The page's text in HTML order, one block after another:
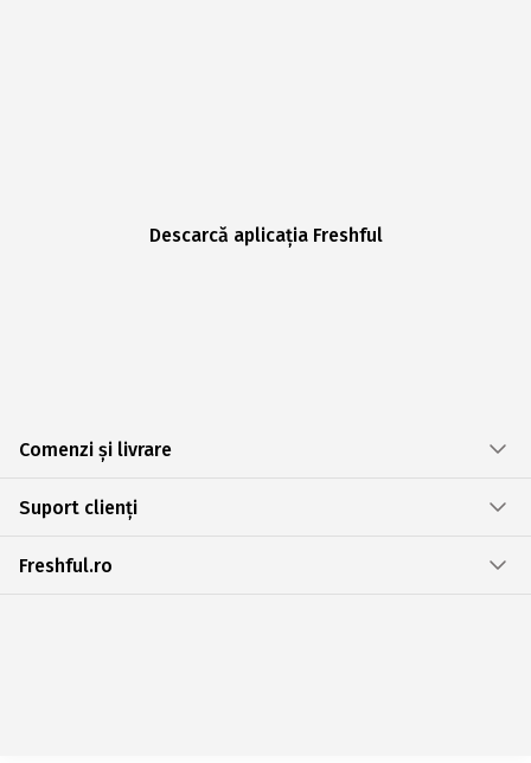
Descarcă aplicația Freshful
Comenzi și livrare
Suport clienți
Freshful.ro